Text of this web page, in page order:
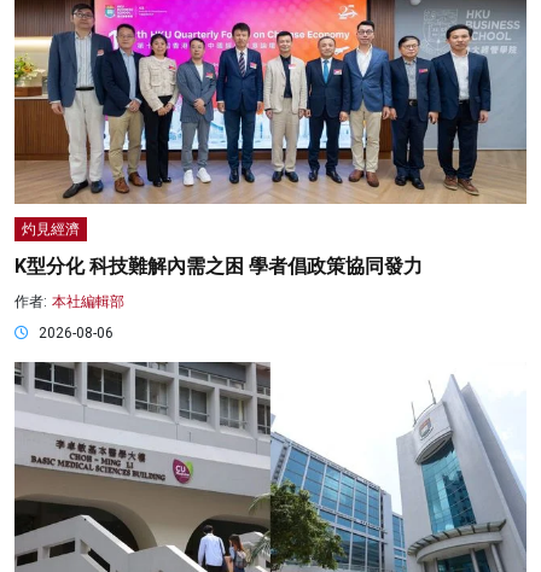
灼見經濟
K型分化 科技難解內需之困 學者倡政策協同發力
作者: 本社編輯部
2026-08-06